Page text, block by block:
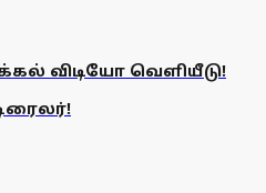
விடியோ வெளியீடு!